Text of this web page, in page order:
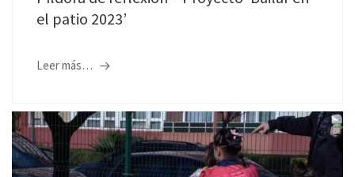
el patio 2023’
Leer más…